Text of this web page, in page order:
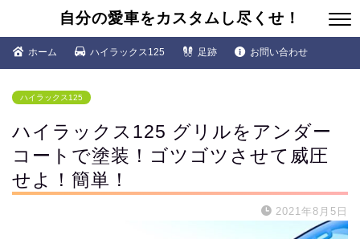
自分の愛車をカスタムし尽くせ！
ホーム ハイラックス125 足跡 お問い合わせ
ハイラックス125
ハイラックス125 グリルをアンダー
コートで塗装！ゴツゴツさせて威圧
せよ！簡単！
2021年8月5日